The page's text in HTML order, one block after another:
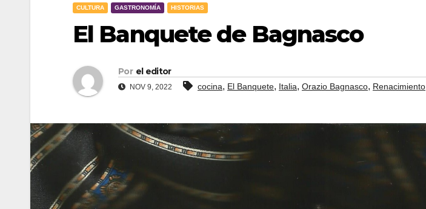
CULTURA GASTRONOMÍA HISTORIAS
El Banquete de Bagnasco
Por el editor
NOV 9, 2022 cocina, El Banquete, Italia, Orazio Bagnasco, Renacimiento